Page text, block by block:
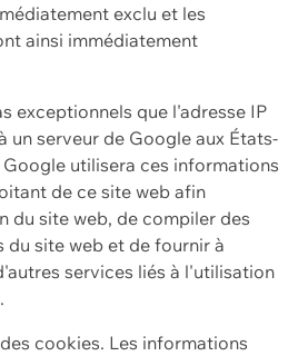
exclu et les
ainsi immédiatement
exceptionnels que l'adresse IP
un serveur de Google aux États-
utilisera ces informations
de ce site web afin
du site web, de compiler des
site web et de fournir à
services liés à l'utilisation
cookies. Les informations